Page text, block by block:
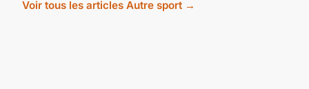
Voir tous les articles Autre sport →